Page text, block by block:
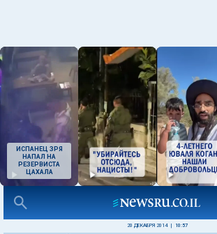
ИСПАНЕЦ ЗРЯ
НАПАЛ НА
РЕЗЕРВИСТА
ЦАХАЛА
20 ДЕКАБРЯ 2014 10:57